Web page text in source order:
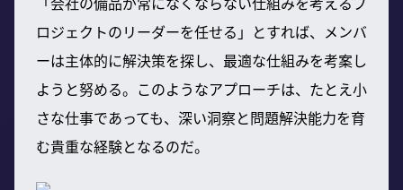
ロジェクトのリーダーを任せる」とすれば、メンバ
ーは主体的に解決策を探し、最適な仕組みを考案し
ようと努める。このようなアプローチは、たとえ小
さな仕事であっても、深い洞察と問題解決能力を育
む貴重な経験となるのだ。